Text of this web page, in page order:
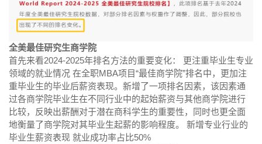
全美最佳研究生商学院
首先来看2024-2025年排名方法的重要变化： 更注重毕业生专业
领域的就业情况 在全职MBA项目“最佳商学院”排名中，更加注
重毕业生的毕业后薪资表现。新增了一项排名因素，该因素通
过各商学院毕业生在不同行业中的起始薪资与其他商学院进行
比较，反映出薪酬对于潜在商科学生的重要性，同时也更全面
地衡量了商学院对其毕业生起薪的影响程度。 新增专业行业的
毕业生薪资表现 就业成功率占比50%